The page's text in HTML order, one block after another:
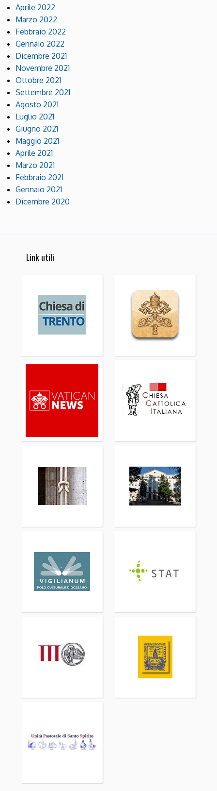
Aprile 2022
Marzo 2022
Febbraio 2022
Gennaio 2022
Dicembre 2021
Novembre 2021
Ottobre 2021
Settembre 2021
Agosto 2021
Luglio 2021
Giugno 2021
Maggio 2021
Aprile 2021
Marzo 2021
Febbraio 2021
Gennaio 2021
Dicembre 2020
Link utili